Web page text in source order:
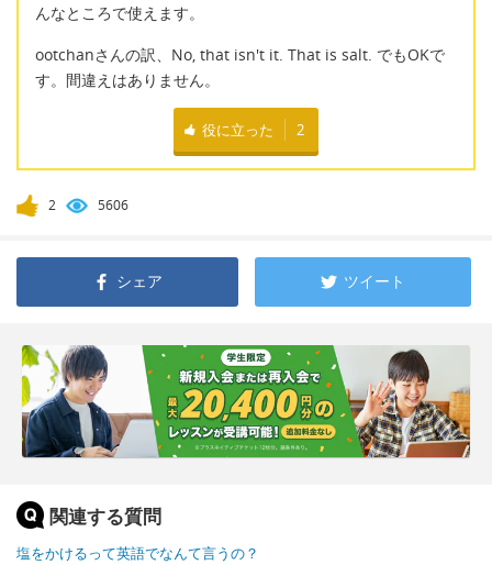
んなところで使えます。
ootchanさんの訳、No, that isn't it. That is salt. でもOKで
す。間違えはありません。
役に立った 2
2 5606
シェア ツイート
関連する質問
塩をかけるって英語でなんて言うの？